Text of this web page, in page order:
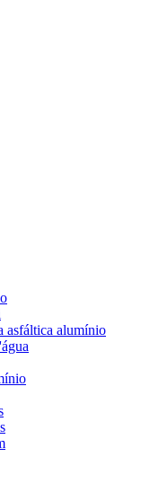
asfáltica alumínio